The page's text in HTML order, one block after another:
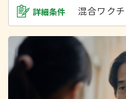
詳細条件 混合ワク